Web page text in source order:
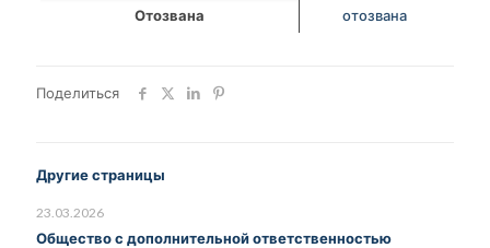
Отозвана
отозвана
Поделиться
Другие страницы
23.03.2026
Общество с дополнительной ответственностью